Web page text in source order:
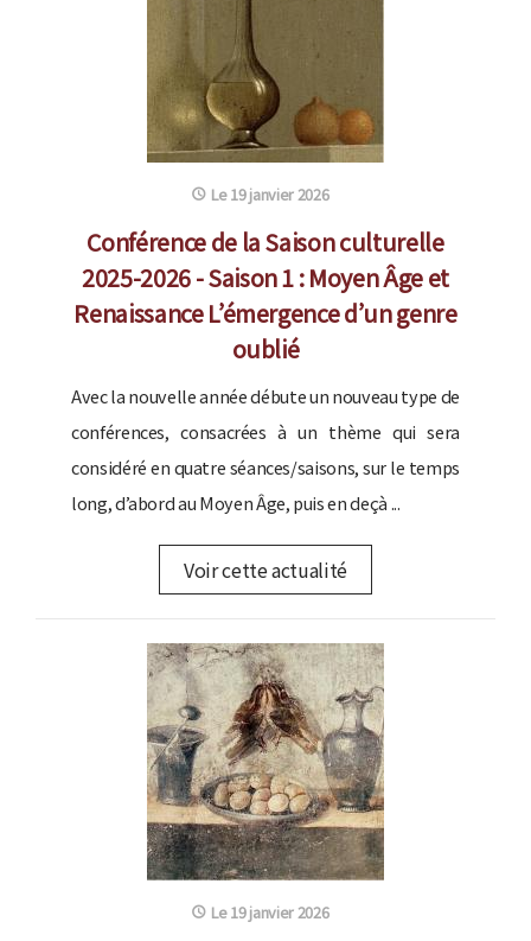
Le 19 janvier 2026
Conférence de la Saison culturelle
2025-2026 - Saison 1 : Moyen Âge et
Renaissance L’émergence d’un genre
oublié
Avec la nouvelle année débute un nouveau type de
conférences, consacrées à un thème qui sera
considéré en quatre séances/saisons, sur le temps
long, d’abord au Moyen Âge, puis en deçà ...
Voir cette actualité
Le 19 janvier 2026